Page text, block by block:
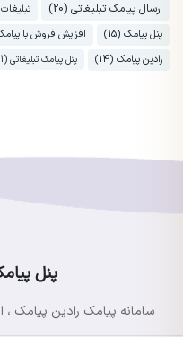
ارسال پیامک تبلیغاتی (20) تبلیغات
پنل پیامک (15)
افزایش فروش با پیامک
رادین پیامک (14)
پنل پیامک تبلیغاتی (11)
پنل
سامانه پیامک رادین پیامک